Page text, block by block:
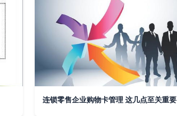
连锁零售企业购物卡管理 这几点至关重要